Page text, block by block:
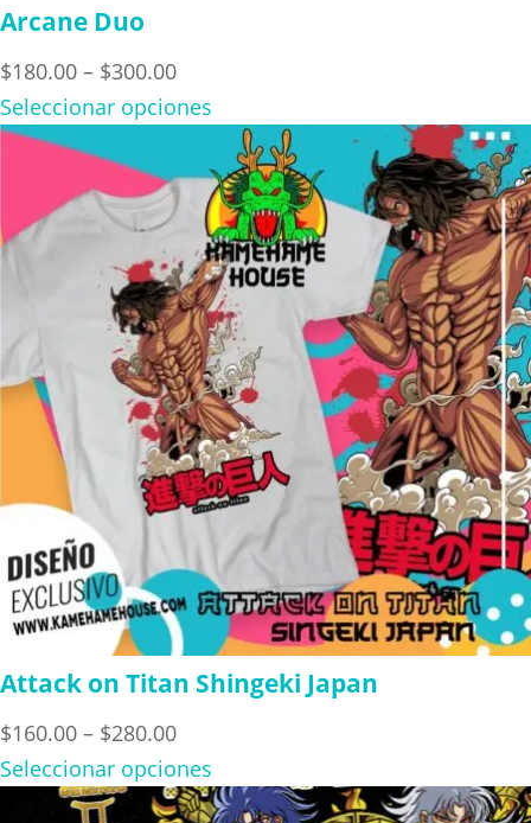
Arcane Duo
$180.00 – $300.00Price
range:
$180.00
through
$300.00
Seleccionar opciones
Attack on Titan Shingeki Japan
$160.00 – $280.00Price
range:
$160.00
Seleccionar opciones